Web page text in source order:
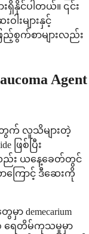
ားရှိနိုင်ပါတယ်။ ၎င်း
းများနှင့်
စွက်စာများလည်း
Agent
အတွက် လူသိများတဲ့
ဖြစ်ပြီး
ာ်လည်း ယနေ့ခေတ်တွင်
ြောင့် ဒီဆေးကို
ာ demecarium
သစ် ရေတိမ်ကုသမှုမှာ